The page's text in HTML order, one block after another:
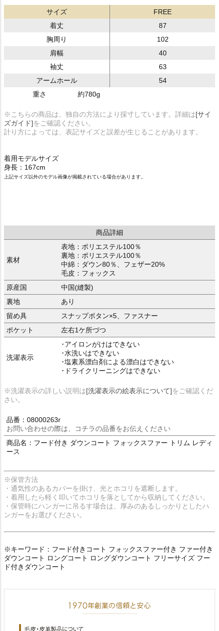
サイズ
FREE
着丈
87
胸周り
102
肩幅
40
袖丈
63
アームホール
54
重さ
約780g
※こちらの商品は、独自の方法により採寸しています。詳細は[サイ
ズガイド]をご確認ください。
計り方によっては、表記サイズと誤差が生じることがあります。
着用モデルサイズ
身長：167cm
上記サイズ以外のモデル画像が掲載されている場合があります。
商品詳細
素材
表地：ポリエステル100％
裏地：ポリエステル100％
中綿：ダウン80％、フェザー20%
毛皮：フォックス
原産国
中国(縫製)
裏地
あり
留め具
スナップボタン×5、ファスナー
ポケット
左右1ケ所づつ
洗濯表示
･アイロンがけはできない
･水洗いはできない
･塩素系漂白剤による漂白はできない
･ドライクリーニングはできない
※洗濯表示の詳しい説明は[洗濯表示の絵表示について]をご確認くだ
さい。
品番：08000263r
お問い合わせの際は、コチラの品番をお伝えください
商品名：フード付き ダウンコート フォックスファー トリム レディ
ース
※保管方法
・通気性のあるカバーを掛け、光とホコリを遮断します。
・着用したら軽く叩いてホコリを落としてから収納してください。
・保管時にハンガーに吊るす場合は、厚みのあるしっかりとしたハ
ンガーをお選びください。
※キーワード：フード付きコート フォックスファー付き ファー付き
ダウンコート ロングコート ロングダウンコート フリーサイズ フー
ド付きダウンコート